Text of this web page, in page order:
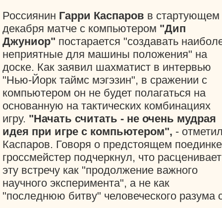
Россиянин Гарри Каспаров в стартующем
декабря матче с компьютером "Дип
Джуниор" постарается "создавать
неприятные для машины положения" на
доске. Как заявил шахматист в интервью
"Нью-Йорк таймс мэгэзин", в сражении с
компьютером он не будет полагаться на
основанную на тактических комбинациях
игру. "Начать считать - не очень мудрая
идея при игре с компьютером", -
Каспаров. Говоря о предстоящем
гроссмейстер подчеркнул, что расценивает
эту встречу как "продолжение важного
научного эксперимента", а не как
"последнюю битву" человеческого разума